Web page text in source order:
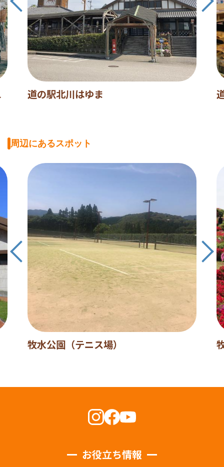
道の駅北川はゆま
周辺にあるスポット
牧水公園（テニス場）
お役立ち情報